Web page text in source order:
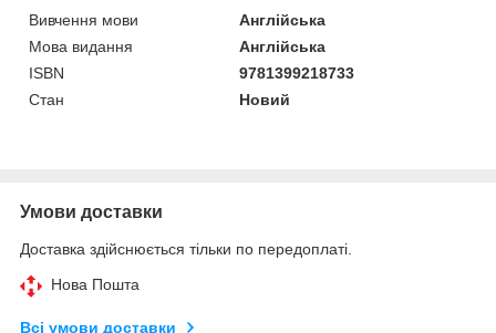
Вивчення мови
Англійська
Мова видання
Англійська
ISBN
9781399218733
Стан
Новий
Умови доставки
Доставка здійснюється тільки по передоплаті.
Нова Пошта
Всі умови доставки